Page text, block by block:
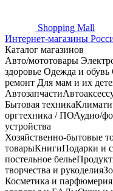
Shopping Mall
Интернет-магазины
Каталог магазинов
Авто/мототовары
здоровье Одежда и обувь
ремонт Для мам и их
Автозапчасти
Бытовая техника
оргтехника / ПОАудио/
устройства
Хозяйственно-бытовые
товарыКнигиПодарки и
постельное белье
творчества и рукоделия
Косметика и парфюмерия